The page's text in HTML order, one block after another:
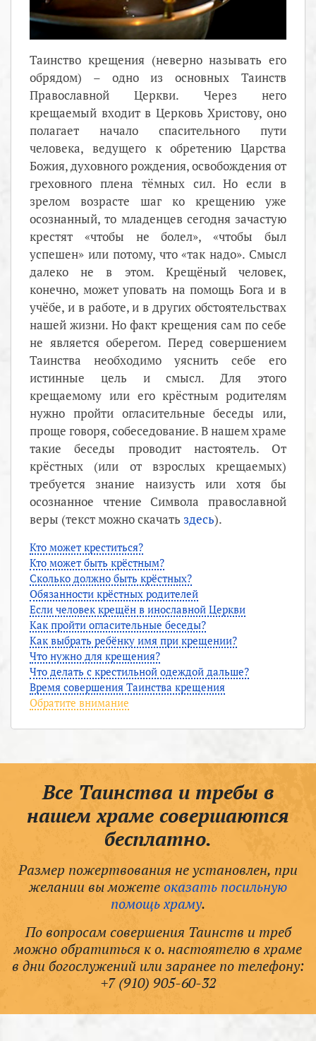
Таинство крещения (неверно называть его
обрядом) – одно из основных Таинств
Православной Церкви. Через него
крещаемый входит в Церковь Христову, оно
полагает начало спасительного пути
человека, ведущего к обретению Царства
Божия, духовного рождения, освобождения от
греховного плена тёмных сил. Но если в
зрелом возрасте шаг ко крещению уже
осознанный, то младенцев сегодня зачастую
крестят «чтобы не болел», «чтобы был
успешен» или потому, что «так надо». Смысл
далеко не в этом. Крещёный человек,
конечно, может уповать на помощь Бога и в
учёбе, и в работе, и в других обстоятельствах
нашей жизни. Но факт крещения сам по себе
не является оберегом. Перед совершением
Таинства необходимо уяснить себе его
истинные цель и смысл. Для этого
крещаемому или его крёстным родителям
нужно пройти огласительные беседы или,
проще говоря, собеседование. В нашем храме
такие беседы проводит настоятель. От
крёстных (или от взрослых крещаемых)
требуется знание наизусть или хотя бы
осознанное чтение Символа православной
веры (текст можно скачать здесь).
Кто может креститься?
Кто может быть крёстным?
Сколько должно быть крёстных?
Обязанности крёстных родителей
Если человек крещён в инославной Церкви
Как пройти огласительные беседы?
Как выбрать ребёнку имя при крещении?
Что нужно для крещения?
Что делать с крестильной одеждой дальше?
Время совершения Таинства крещения
Обратите внимание
Все Таинства и требы в
нашем храме совершаются
бесплатно.
Размер пожертвования не установлен, при
желании вы можетеоказать посильную
помощь храму.
По вопросам совершения Таинств и треб
можно обратиться к о. настоятелю в храме
в дни богослужений или заранее по телефону:
+7 (910) 905-60-32